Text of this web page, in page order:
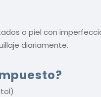
o piel con
diariamente.